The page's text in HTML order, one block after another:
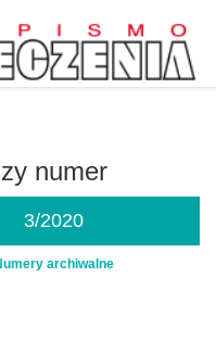
numer
3/2020
archiwalne